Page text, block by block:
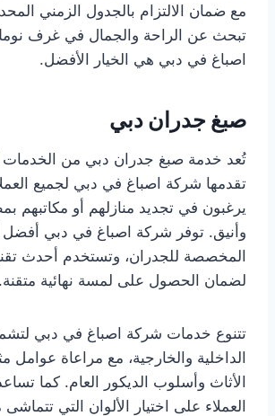
مع ضمان الالتزام بالجدول الزمني
تبحث عن الراحة والجمال في غرف
اصباغ في دبي هي الخيار الأفضل.
صبغ جدران دبي
تُعد خدمة صبغ جدران دبي من الخدمات
تقدمها شركة اصباغ في دبي لجميع
يرغبون في تجديد منازلهم أو مكاتبهم
وأنيق. توفر شركة اصباغ في دبي أفضل
المخصصة للجدران، وتستخدم أحدث
لضمان الحصول على لمسة نهائية متقنة.
تتنوع خدمات شركة اصباغ في دبي
الداخلية والخارجية، مع مراعاة عوامل
الأثاث وأسلوب الديكور العام. كما
العملاء على اختيار الألوان التي